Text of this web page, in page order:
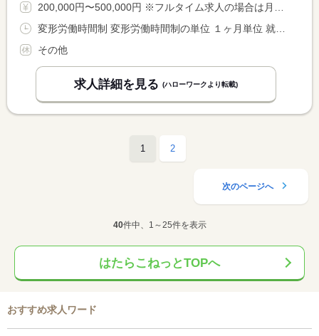
200,000円〜500,000円 ※フルタイム求人の場合は月額（換算額）、パート求人の場合は時間額を表示しています。
その他
求人詳細を見る (ハローワークより転載)
1 2
次のページへ
40件中、1～25件を表示
はたらこねっとTOPへ
おすすめ求人ワード